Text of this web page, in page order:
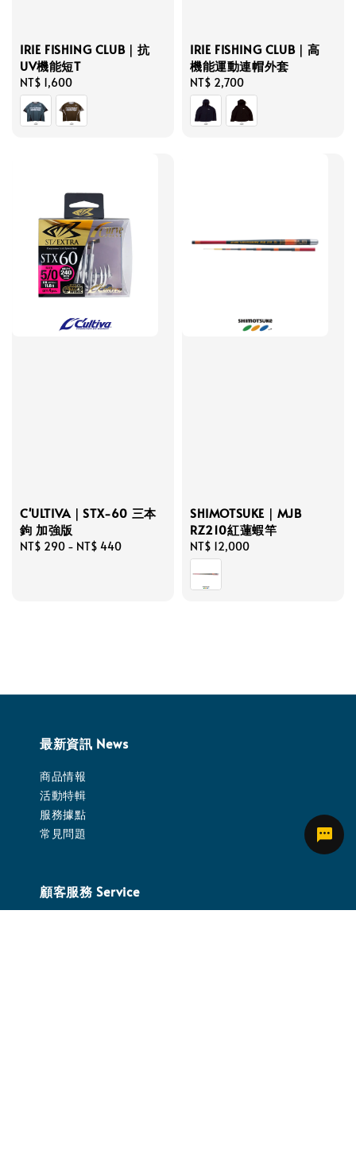
IRIE FISHING CLUB｜抗
UV機能短T
Regular
price
NT$ 1,600
IRIE FISHING CLUB｜高
機能運動連帽外套
Regular
price
NT$ 2,700
C'ULTIVA｜STX-60 三本
鉤 加強版
Regular
NT$ 290 - NT$ 440
SHIMOTSUKE｜MJB
RZ210紅蓮蝦竿
Regular
price
NT$ 12,000
最新資訊 News
商品情報
活動特輯
服務據點
常見問題
顧客服務 Service